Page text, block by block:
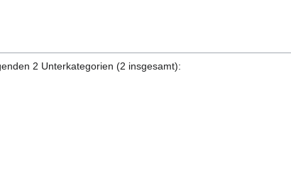
2 Unterkategorien (2 insgesamt):